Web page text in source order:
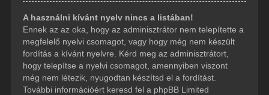
A használni kívánt nyelv nincs a listában!
Ennek az az oka, hogy az adminisztrátor nem telepítette a
megfelelő nyelvi csomagot, vagy hogy még nem készült
fordítás a kívánt nyelvre. Kérd meg az adminisztrátort,
hogy telepítse a nyelvi csomagot, amennyiben viszont
még nem létezik, nyugodtan készítsd el a fordítást.
További információért keresd fel a phpBB Limited